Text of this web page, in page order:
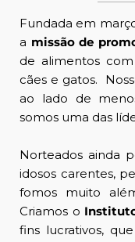
Fundada em
a missão de
de alimentos
cães e gatos.
ao lado de
somos uma das
Norteados ainda
idosos carentes,
fomos muito
Criamos o
fins lucrativos,